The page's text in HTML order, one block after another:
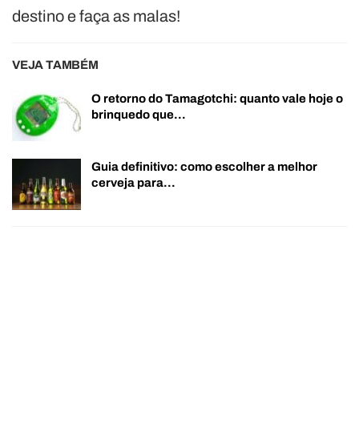
destino e faça as malas!
VEJA TAMBÉM
O retorno do Tamagotchi: quanto vale hoje o
brinquedo que…
Guia definitivo: como escolher a melhor
cerveja para…